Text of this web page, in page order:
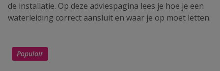
de installatie. Op deze adviespagina lees je hoe je een
waterleiding correct aansluit en waar je op moet letten.
Populair